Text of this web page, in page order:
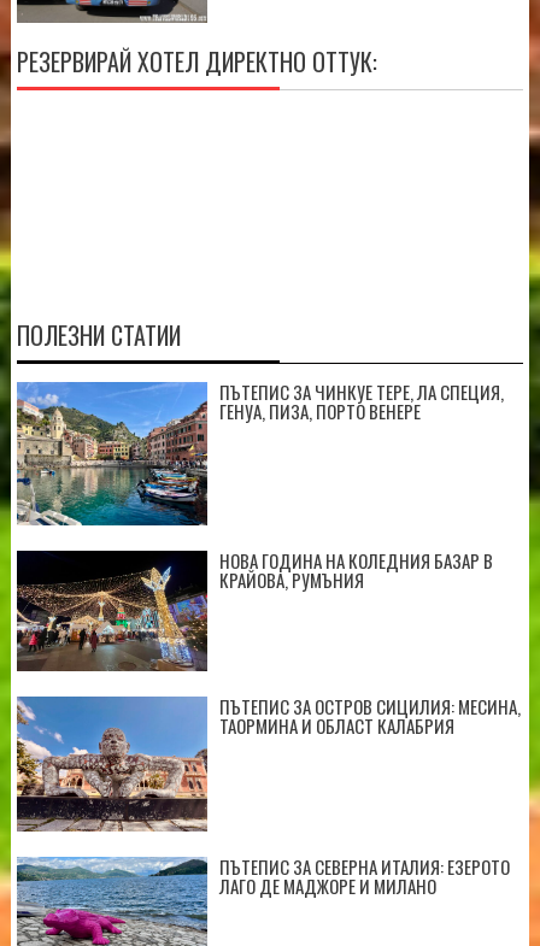
РЕЗЕРВИРАЙ ХОТЕЛ ДИРЕКТНО ОТТУК:
ПОЛЕЗНИ СТАТИИ
ПЪТЕПИС ЗА ЧИНКУЕ ТЕРЕ, ЛА СПЕЦИЯ,
ГЕНУА, ПИЗА, ПОРТО ВЕНЕРЕ
НОВА ГОДИНА НА КОЛЕДНИЯ БАЗАР В
КРАЙОВА, РУМЪНИЯ
ПЪТЕПИС ЗА ОСТРОВ СИЦИЛИЯ: МЕСИНА,
ТАОРМИНА И ОБЛАСТ КАЛАБРИЯ
ПЪТЕПИС ЗА СЕВЕРНА ИТАЛИЯ: ЕЗЕРОТО
ЛАГО ДЕ МАДЖОРЕ И МИЛАНО